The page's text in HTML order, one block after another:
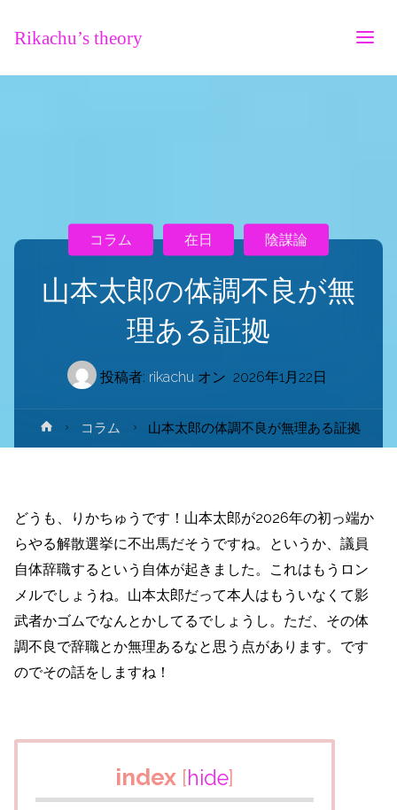
Rikachu’s theory
山本太郎の体調不良が無
理ある証拠
投稿者: rikachu オン 2026年1月22日
コラム 在日 陰謀論
ホ
ー
コラム 山本太郎の体調不良が無理ある証拠
どうも、りかちゅうです！山本太郎が2026年の初っ端か
らやる解散選挙に不出馬だそうですね。というか、議員
自体辞職するという自体が起きました。これはもうロン
メルでしょうね。山本太郎だって本人はもういなくて影
武者かゴムでなんとかしてるでしょうし。ただ、その体
調不良で辞職とか無理あるなと思う点があります。です
のでその話をしますね！
index [hide]